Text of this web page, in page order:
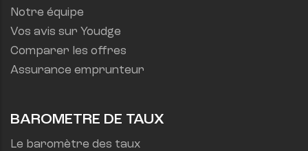
Notre équipe
Vos avis sur Youdge
Comparer les offres
Assurance emprunteur
BAROMETRE DE TAUX
Le baromètre des taux